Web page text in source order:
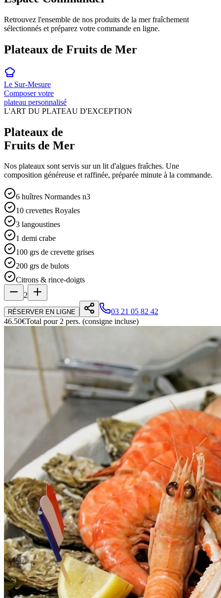
Retrouvez l'ensemble de nos produits de la mer fraîchement
sélectionnés et préparez votre commande en ligne.
Plateaux de Fruits de Mer
Le Sur-Mesure
Composer votre
plateau personnalisé
L'ART DU PLATEAU D'EXCEPTION
Plateaux de
Fruits de Mer
Nos plateaux sont servis sur un lit d'algues fraîches. Une
composition généreuse et raffinée, préparée minute à la commande.
6 huîtres Normandes n3
10 crevettes Royales
3 langoustines
1 demi crabe
100 grs de crevette grises
200 grs de bulots
Citrons & rince-doigts
2
RÉSERVER EN LIGNE
03 21 05 82 42
46.50€Total pour2 pers. (consigne incluse)